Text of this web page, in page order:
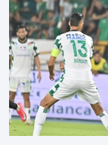
استقبالها أو
حضرت إلى
[…]